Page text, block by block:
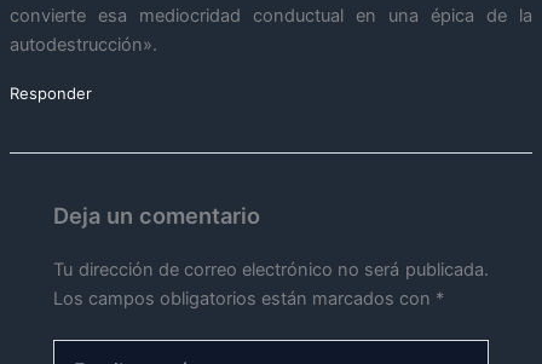
convierte esa mediocridad conductual en una épica de la
autodestrucción».
Responder
Deja un comentario
Tu dirección de correo electrónico no será publicada.
Los campos obligatorios están marcados con *